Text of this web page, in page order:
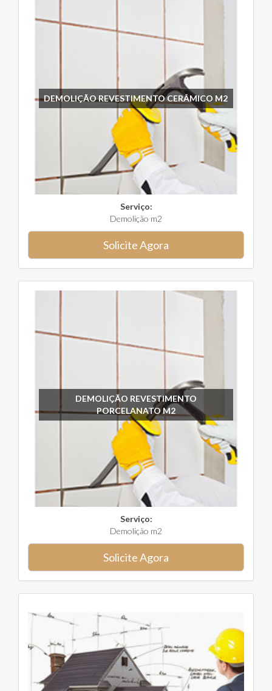
DEMOLIÇÃO REVESTIMENTO CERÂMICO M2
Serviço:
Demolição m2
Solicite Agora
DEMOLIÇÃO REVESTIMENTO
PORCELANATO M2
Serviço:
Demolição m2
Solicite Agora